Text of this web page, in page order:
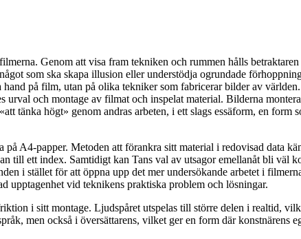
Genom att visa fram tekniken och rummen hålls
som ska skapa illusion eller understödja ogrundade
på film, utan på olika tekniker som fabricerar bilder av
och montage av filmat och inspelat material. Bilderna
tänka högt» genom andras arbeten, i ett slags essäform, en form
A4-papper. Metoden att förankra sitt material i redovisad data
till ett index. Samtidigt kan Tans val av utsagor emellanåt bli väl
i stället för att öppna upp det mer undersökande arbetet i
upptagenhet vid teknikens praktiska problem och lösningar.
i sitt montage. Ljudspåret utspelas till större delen i realtid,
men också i översättarens, vilket ger en form där konstnärens